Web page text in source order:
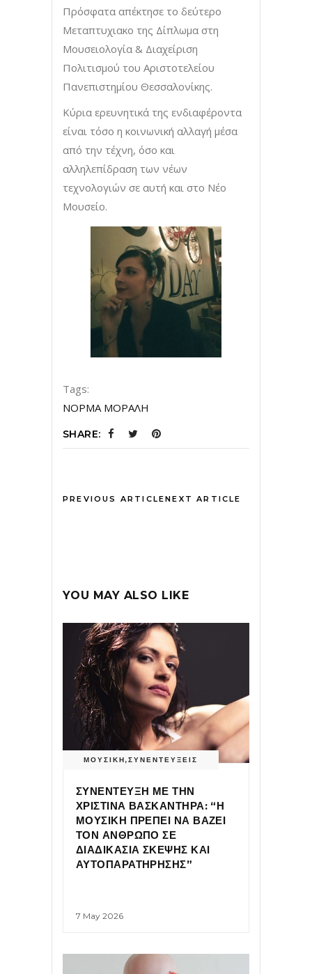
Πρόσφατα απέκτησε το δεύτερο
Μεταπτυχιακο της Δίπλωμα στη
Μουσειολογία & Διαχείριση
Πολιτισμού του Αριστοτελείου
Πανεπιστημίου Θεσσαλονίκης.
Κύρια ερευνητικά της ενδιαφέροντα
είναι τόσο η κοινωνική αλλαγή μέσα
από την τέχνη, όσο και
αλληλεπίδραση των νέων
τεχνολογιών σε αυτή και στο Νέο
Μουσείο.
Tags:
ΝΟΡΜΑ ΜΟΡΑΛΗ
SHARE:
PREVIOUS ARTICLENEXT ARTICLE
YOU MAY ALSO LIKE
ΜΟΥΣΙΚΗ,ΣΥΝΕΝΤΕΥΞΕΙΣ
ΣΥΝΕΝΤΕΥΞΗ ΜΕ ΤΗΝ
ΧΡΙΣΤΙΝΑ ΒΑΣΚΑΝΤΗΡΑ: “Η
ΜΟΥΣΙΚΗ ΠΡΕΠΕΙ ΝΑ ΒΑΖΕΙ
ΤΟΝ ΑΝΘΡΩΠΟ ΣΕ
ΔΙΑΔΙΚΑΣΙΑ ΣΚΕΨΗΣ ΚΑΙ
ΑΥΤΟΠΑΡΑΤΗΡΗΣΗΣ”
7 May 2026